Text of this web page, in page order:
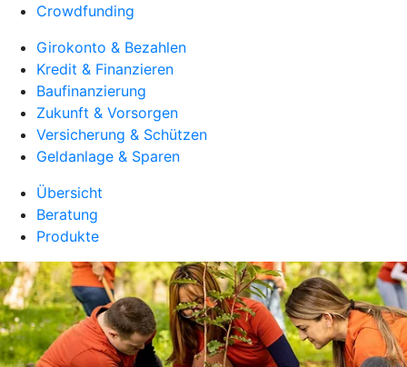
Crowdfunding
Girokonto & Bezahlen
Kredit & Finanzieren
Baufinanzierung
Zukunft & Vorsorgen
Versicherung & Schützen
Geldanlage & Sparen
Übersicht
Beratung
Produkte